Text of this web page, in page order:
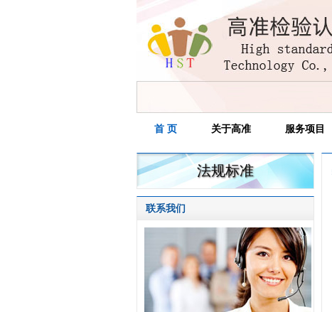
首 页 关于高准 服务项目
法规标准
联系我们